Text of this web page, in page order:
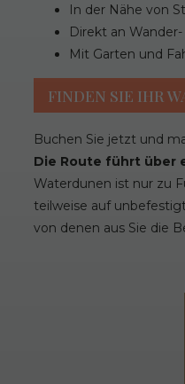
In der Nähe von
Direkt an
Mit Garten und
FINDEN SIE IHR
Buchen Sie jetzt und
Die Route führt über
Waterdunen ist nur zu
teilweise auf
von denen aus Sie die